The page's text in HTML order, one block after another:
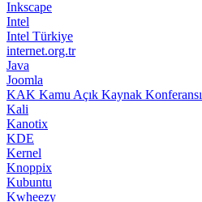
Inkscape
Intel
Intel Türkiye
internet.org.tr
Java
Joomla
KAK Kamu Açık Kaynak Konferansı
Kali
Kanotix
KDE
Kernel
Knoppix
Kubuntu
Kwheezy